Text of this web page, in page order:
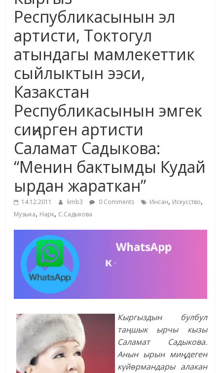
маданияты
жана
адабияты
Республикасынын эл
артисти, Токтогул
атындагы мамлекеттик
сыйлыктын ээси,
Казакстан
Республикасынын эмгек
сиңирген артисти
Саламат Садыкова:
“Менин бактымды Кудай
ырдан жараткан”
14.12.2011 kmb3 0 Comments Инсан, Искусство,
Музыка, Нарк, С.Садыкова
Кыргыздын булбул
таңшык ырчы кызы
Саламат Садыкова.
Анын ырын миңдеген
күйөрмандары алакан